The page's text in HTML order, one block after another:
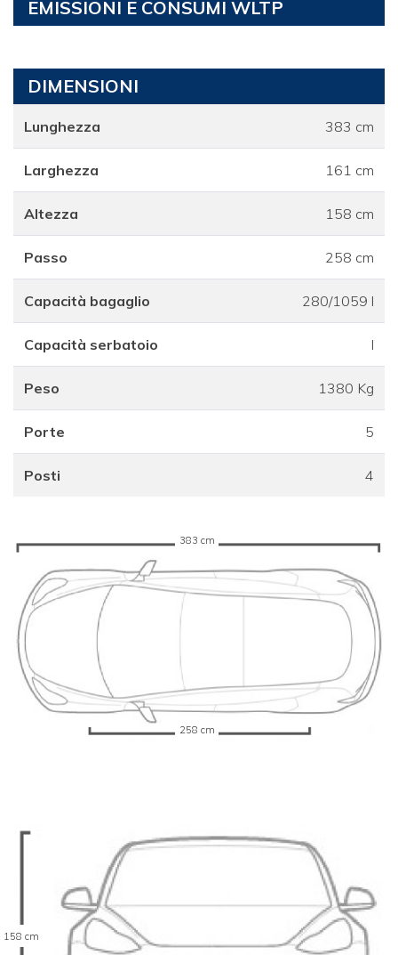
EMISSIONI E CONSUMI WLTP
DIMENSIONI
Lunghezza 383 cm
Larghezza 161 cm
Altezza 158 cm
Passo 258 cm
Capacità bagaglio 280/1059 l
Capacità serbatoio l
Peso 1380 Kg
Porte 5
Posti 4
383 cm
258 cm
158 cm